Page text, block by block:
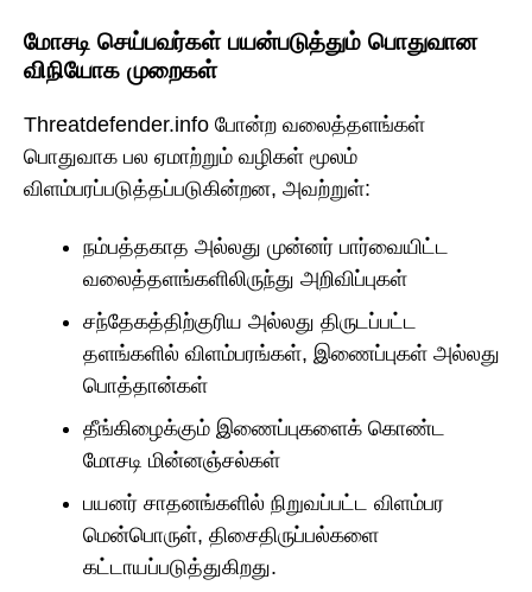
மோசடி செய்பவர்கள் பயன்படுத்தும் பொதுவான
விநியோக முறைகள்
Threatdefender.info போன்ற வலைத்தளங்கள்
பொதுவாக பல ஏமாற்றும் வழிகள் மூலம்
விளம்பரப்படுத்தப்படுகின்றன, அவற்றுள்:
நம்பத்தகாத அல்லது முன்னர் பார்வையிட்ட
வலைத்தளங்களிலிருந்து அறிவிப்புகள்
சந்தேகத்திற்குரிய அல்லது திருடப்பட்ட
தளங்களில் விளம்பரங்கள், இணைப்புகள் அல்லது
பொத்தான்கள்
தீங்கிழைக்கும் இணைப்புகளைக் கொண்ட
மோசடி மின்னஞ்சல்கள்
பயனர் சாதனங்களில் நிறுவப்பட்ட விளம்பர
மென்பொருள், திசைதிருப்பல்களை
கட்டாயப்படுத்துகிறது.